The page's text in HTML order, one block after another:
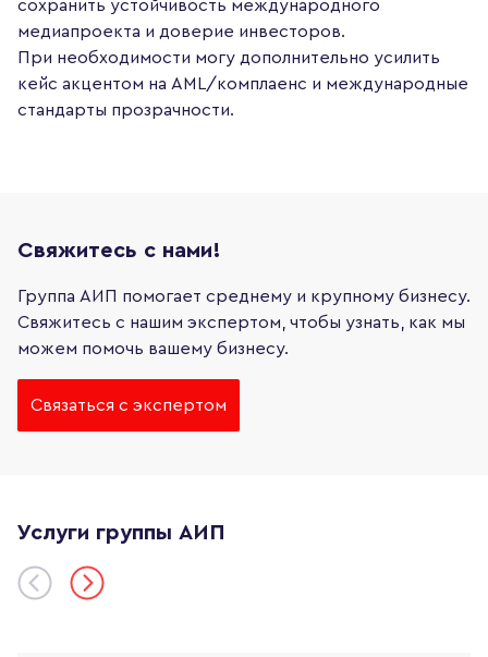
сохранить устойчивость международного
медиапроекта и доверие инвесторов.
При необходимости могу дополнительно усилить
кейс акцентом на AML/комплаенс и международные
стандарты прозрачности.
Свяжитесь с нами!
Группа АИП помогает среднему и крупному бизнесу.
Свяжитесь с нашим экспертом, чтобы узнать, как мы
можем помочь вашему бизнесу.
Связаться с экспертом
Услуги группы АИП